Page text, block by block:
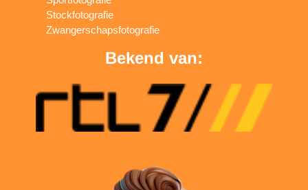
Stockfotografie
Zwangerschapsfotografie
Bekend van: